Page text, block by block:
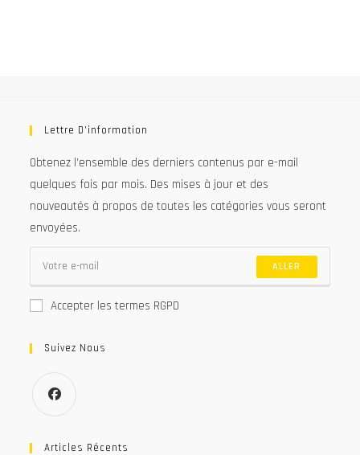
Lettre D’information
Obtenez l’ensemble des derniers contenus par e-mail
quelques fois par mois. Des mises à jour et des
nouveautés à propos de toutes les catégories vous seront
envoyées.
ALLER
Accepter les termes RGPD
Suivez Nous
dansArticles Récents